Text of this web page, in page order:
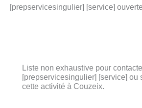
[prepservicesingulier] [service]
Liste non exhaustive pour
[prepservicesingulier] [service] ou
cette activité à Couzeix.